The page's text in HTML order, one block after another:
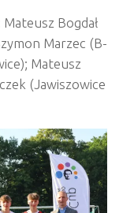
Bogdał
Marzec (B-
Mateusz
(Jawiszowice